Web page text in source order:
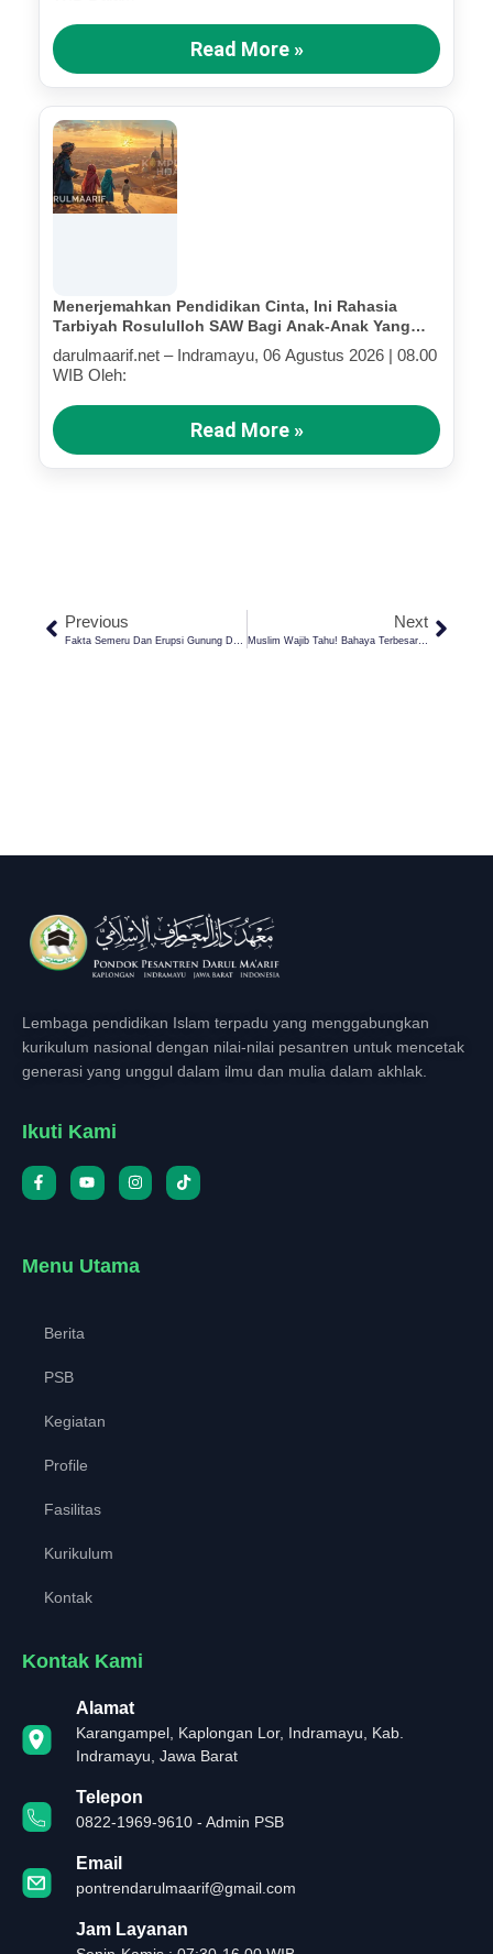
Read More »
Menerjemahkan Pendidikan Cinta, Ini Rahasia
Tarbiyah Rosululloh SAW Bagi Anak-Anak Yang
Terluka (Bagian IV)
darulmaarif.net – Indramayu, 06 Agustus 2026 | 08.00
WIB Oleh:
Read More »
Previous Next
Muslim Wajib Tahu! Bahaya Terbesar Sedang Mengintai Kehidupan Umat Islam
Lembaga pendidikan Islam terpadu yang menggabungkan
kurikulum nasional dengan nilai-nilai pesantren untuk mencetak
generasi yang unggul dalam ilmu dan mulia dalam akhlak.
Ikuti Kami
Menu Utama
Berita
PSB
Kegiatan
Profile
Fasilitas
Kurikulum
Kontak
Kontak Kami
Alamat
Karangampel, Kaplongan Lor, Indramayu, Kab.
Indramayu, Jawa Barat
Telepon
0822-1969-9610 - Admin PSB
Email
pontrendarulmaarif@gmail.com
Jam Layanan